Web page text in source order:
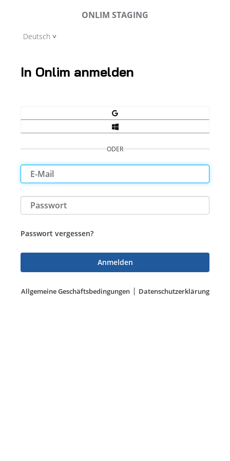
ONLIM STAGING
Deutsch
In Onlim anmelden
ODER
Passwort vergessen?
Allgemeine Geschäftsbedingungen Datenschutzerklärung